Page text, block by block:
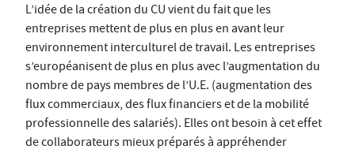
L’idée de la création du CU vient du fait que les
entreprises mettent de plus en plus en avant leur
environnement interculturel de travail. Les entreprises
s’européanisent de plus en plus avec l’augmentation du
nombre de pays membres de l’U.E. (augmentation des
flux commerciaux, des flux financiers et de la mobilité
professionnelle des salariés). Elles ont besoin à cet effet
de collaborateurs mieux préparés à appréhender